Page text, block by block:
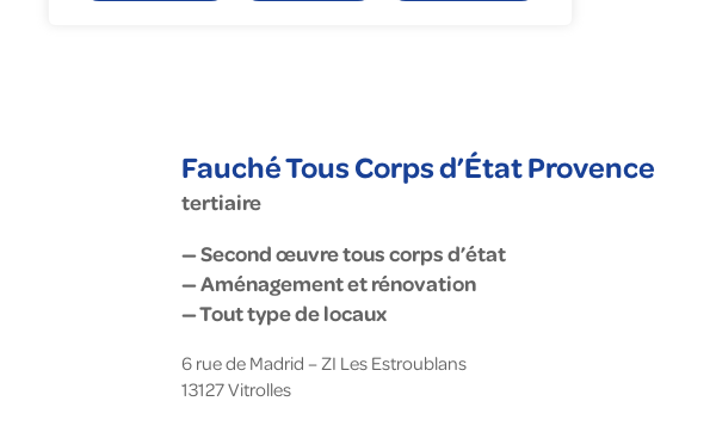
Fauché Tous Corps d’État Provence
tertiaire
— Second œuvre tous corps d’état
— Aménagement et rénovation
— Tout type de locaux
6 rue de Madrid – ZI Les Estroublans
13127Vitrolles